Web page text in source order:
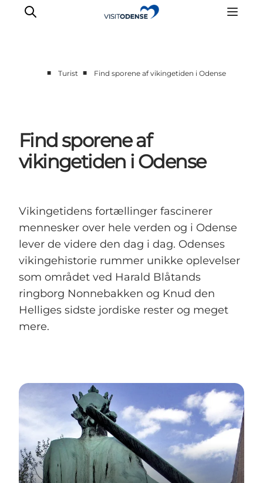
Planlæg din tur
Inspiration
■ Turist ■ Find sporene af vikingetiden i Odense
Find sporene af
vikingetiden i Odense
Vikingetidens fortællinger fascinerer
mennesker over hele verden og i Odense
lever de videre den dag i dag. Odenses
vikingehistorie rummer unikke oplevelser
som området ved Harald Blåtands
ringborg Nonnebakken og Knud den
Helliges sidste jordiske rester og meget
mere.